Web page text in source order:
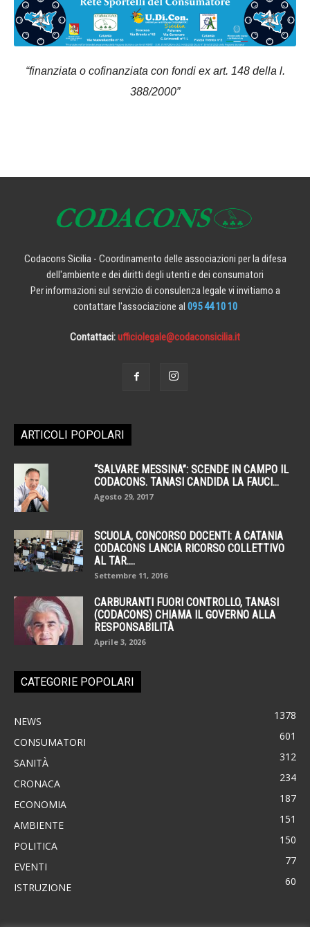
“finanziata o cofinanziata con fondi ex art. 148 della l.
388/2000”
Codacons Sicilia - Coordinamento delle associazioni per la difesa
dell'ambiente e dei diritti degli utenti e dei consumatori
Per informazioni sul servizio di consulenza legale vi invitiamo a
contattare l'associazione al 095 44 10 10
Contattaci:ufficiolegale@codaconsicilia.it
ARTICOLI POPOLARI
“SALVARE MESSINA”: SCENDE IN CAMPO IL
CODACONS. TANASI CANDIDA LA FAUCI...
Agosto 29, 2017
SCUOLA, CONCORSO DOCENTI: A CATANIA
CODACONS LANCIA RICORSO COLLETTIVO
AL TAR....
Settembre 11, 2016
CARBURANTI FUORI CONTROLLO, TANASI
(CODACONS) CHIAMA IL GOVERNO ALLA
RESPONSABILITÀ
Aprile 3, 2026
CATEGORIE POPOLARI
NEWS 1378
CONSUMATORI 601
SANITÀ 312
CRONACA 234
ECONOMIA 187
AMBIENTE 151
POLITICA 150
EVENTI 77
ISTRUZIONE 60